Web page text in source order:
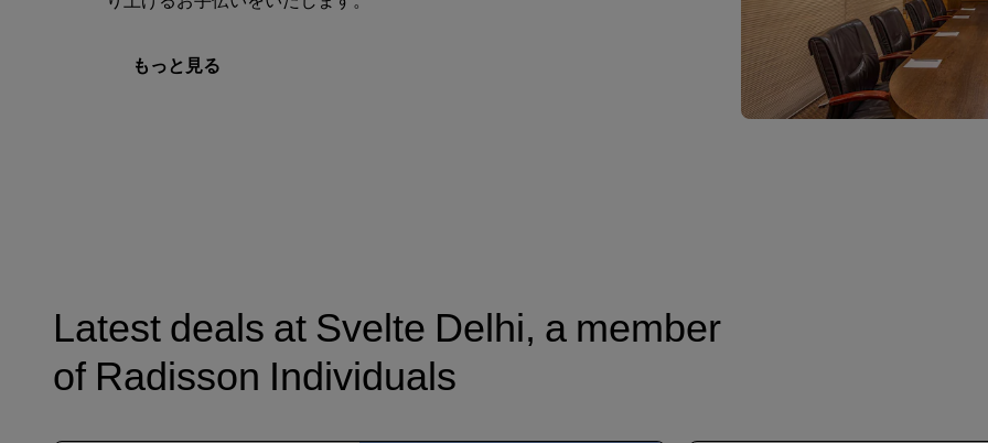
もっと見る
Latest deals at Svelte Delhi, a member
of Radisson Individuals